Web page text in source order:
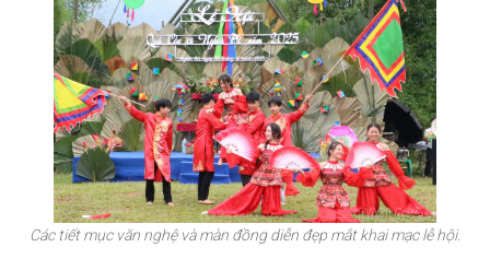
Các tiết mục văn nghệ và màn đồng diễn đẹp mắt khai mạc lễ hội.